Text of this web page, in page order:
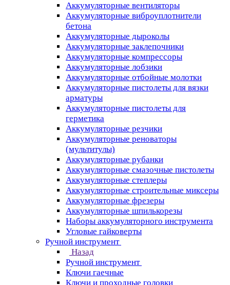
Аккумуляторные вентиляторы
Аккумуляторные виброуплотнители
бетона
Аккумуляторные дыроколы
Аккумуляторные заклепочники
Аккумуляторные компрессоры
Аккумуляторные лобзики
Аккумуляторные отбойные молотки
Аккумуляторные пистолеты для вязки
арматуры
Аккумуляторные пистолеты для
герметика
Аккумуляторные резчики
Аккумуляторные реноваторы
(мультитулы)
Аккумуляторные рубанки
Аккумуляторные смазочные пистолеты
Аккумуляторные степлеры
Аккумуляторные строительные миксеры
Аккумуляторные фрезеры
Аккумуляторные шпилькорезы
Наборы аккумуляторного инструмента
Угловые гайковерты
Ручной инструмент
Назад
Ручной инструмент
Ключи гаечные
Ключи и проходные головки